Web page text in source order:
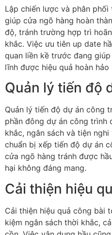
Lập chiến lược và phân
giúp cửa ngõ hàng hoàn
độ, tránh trường hợp trì
khắc. Việc ưu tiên up date
quan liền kề trước đang
lĩnh được hiệu quả hoàn
Quản lý tiến độ
Quản lý tiến độ dự án công
phần đông dự án công trình
khắc, ngân sách và tiện
chuẩn bị xếp tiến độ dự án
cửa ngõ hàng tránh được
hại không đáng mang.
Cải thiện hiệu
Cải thiện hiệu quả công bài
kiệm ngân sách thời khắc,